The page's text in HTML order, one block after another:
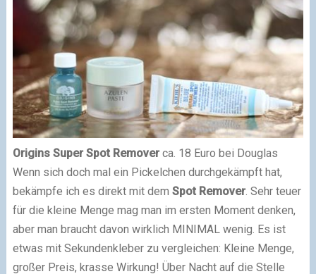
Origins Super Spot Removerca. 18 Euro bei Douglas
Wenn sich doch mal ein Pickelchen durchgekämpft hat,
bekämpfe ich es direkt mit dem Spot Remover. Sehr teuer
für die kleine Menge mag man im ersten Moment denken,
aber man braucht davon wirklich MINIMAL wenig. Es ist
etwas mit Sekundenkleber zu vergleichen: Kleine Menge,
großer Preis, krasse Wirkung! Über Nacht auf die Stelle